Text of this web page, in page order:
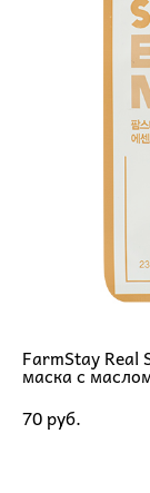
FarmStay Real
маска с
70 pуб.